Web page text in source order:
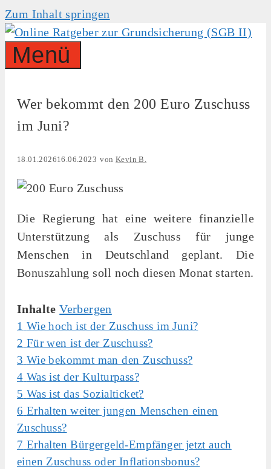
Zum Inhalt springen
Menü
Wer bekommt den 200 Euro Zuschuss
im Juni?
18.01.202616.06.2023 vonKevin B.
Die Regierung hat eine weitere finanzielle
Unterstützung als Zuschuss für junge
Menschen in Deutschland geplant. Die
Bonuszahlung soll noch diesen Monat starten.
Inhalte Verbergen
1 Wie hoch ist der Zuschuss im Juni?
2 Für wen ist der Zuschuss?
3 Wie bekommt man den Zuschuss?
4 Was ist der Kulturpass?
5 Was ist das Sozialticket?
6 Erhalten weiter jungen Menschen einen
Zuschuss?
7 Erhalten Bürgergeld-Empfänger jetzt auch
einen Zuschuss oder Inflationsbonus?